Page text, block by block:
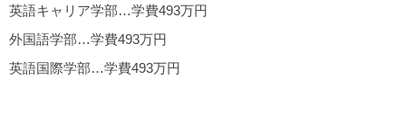
英語キャリア学部…学費493万円
外国語学部…学費493万円
英語国際学部…学費493万円